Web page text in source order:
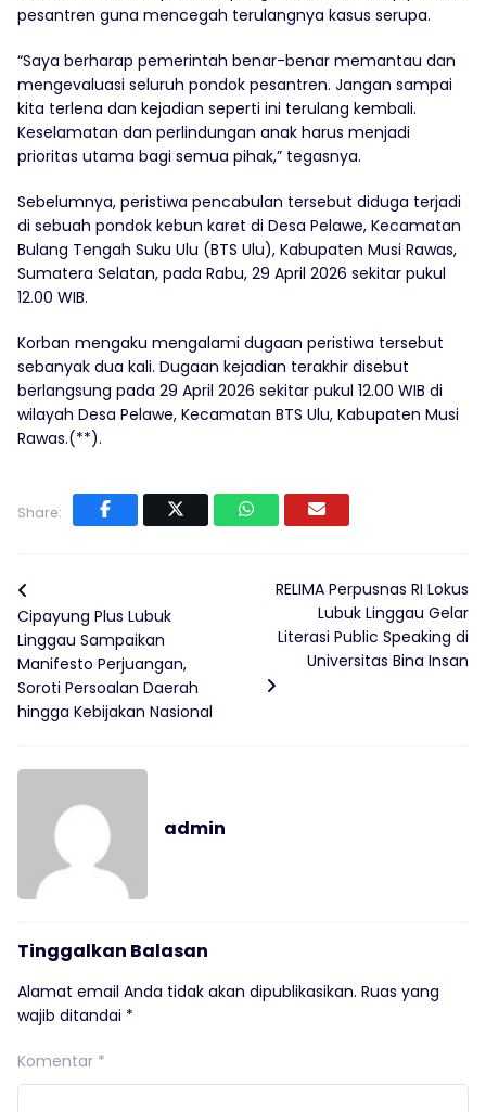
pesantren guna mencegah terulangnya kasus serupa.
“Saya berharap pemerintah benar-benar memantau dan
mengevaluasi seluruh pondok pesantren. Jangan sampai
kita terlena dan kejadian seperti ini terulang kembali.
Keselamatan dan perlindungan anak harus menjadi
prioritas utama bagi semua pihak,” tegasnya.
Sebelumnya, peristiwa pencabulan tersebut diduga terjadi
di sebuah pondok kebun karet di Desa Pelawe, Kecamatan
Bulang Tengah Suku Ulu (BTS Ulu), Kabupaten Musi Rawas,
Sumatera Selatan, pada Rabu, 29 April 2026 sekitar pukul
12.00 WIB.
Korban mengaku mengalami dugaan peristiwa tersebut
sebanyak dua kali. Dugaan kejadian terakhir disebut
berlangsung pada 29 April 2026 sekitar pukul 12.00 WIB di
wilayah Desa Pelawe, Kecamatan BTS Ulu, Kabupaten Musi
Rawas.(**).
Share:
Cipayung Plus Lubuk
Linggau Sampaikan
Manifesto Perjuangan,
Soroti Persoalan Daerah
hingga Kebijakan Nasional
RELIMA Perpusnas RI Lokus
Lubuk Linggau Gelar
Literasi Public Speaking di
Universitas Bina Insan
admin
Tinggalkan Balasan
Alamat email Anda tidak akan dipublikasikan. Ruas yang
wajib ditandai *
Komentar *